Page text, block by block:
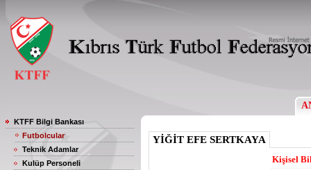
KTFF Bilgi Bankası
Futbolcular
Teknik Adamlar
Kulüp Personeli
YİĞİT EFE SERTKAYA
Kişisel